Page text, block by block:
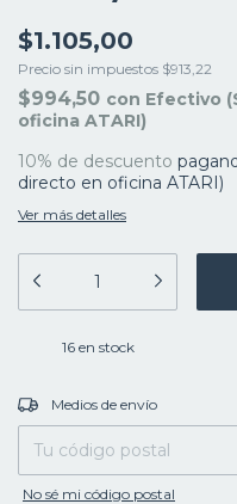
$1.105,00
Precio sin impuestos $913,22
$994,50 con Efectivo
oficina ATARI)
10% de descuento
directo en oficina ATARI)
Ver más detalles
16en stock
Entregas para el CP:
Medios de envío
No sé mi código postal